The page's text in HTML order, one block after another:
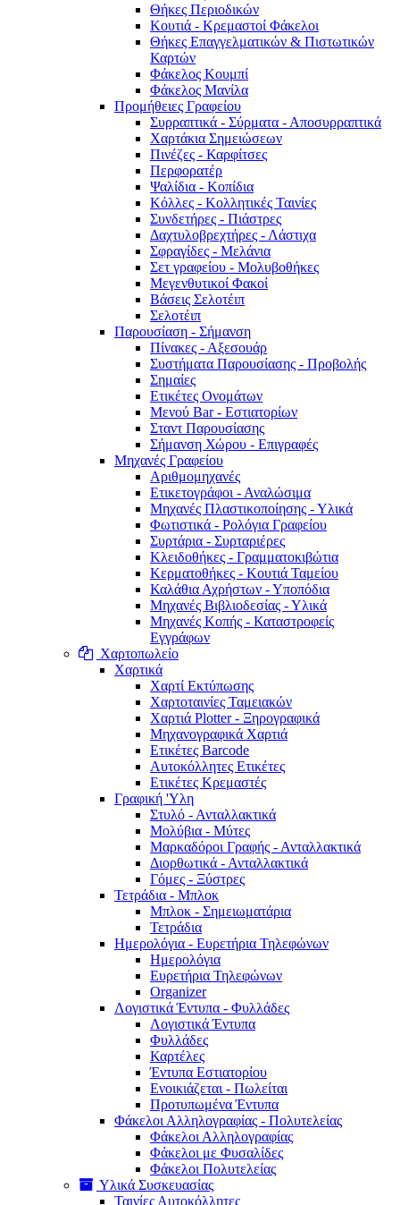
Θήκες Περιοδικών
Κουτιά - Κρεμαστοί Φάκελοι
Θήκες Επαγγελματικών & Πιστωτικών
Καρτών
Φάκελος Κουμπί
Φάκελος Μανίλα
Προμήθειες Γραφείου
Συρραπτικά - Σύρματα - Αποσυρραπτικά
Χαρτάκια Σημειώσεων
Πινέζες - Καρφίτσες
Περφορατέρ
Ψαλίδια - Κοπίδια
Κόλλες - Κολλητικές Ταινίες
Συνδετήρες - Πιάστρες
Δαχτυλοβρεχτήρες - Λάστιχα
Σφραγίδες - Μελάνια
Σετ γραφείου - Μολυβοθήκες
Μεγενθυτικοί Φακοί
Βάσεις Σελοτέιπ
Σελοτέιπ
Παρουσίαση - Σήμανση
Πίνακες - Αξεσουάρ
Συστήματα Παρουσίασης - Προβολής
Σημαίες
Ετικέτες Ονομάτων
Μενού Bar - Εστιατορίων
Σταντ Παρουσίασης
Σήμανση Χώρου - Επιγραφές
Μηχανές Γραφείου
Αριθμομηχανές
Ετικετογράφοι - Αναλώσιμα
Μηχανές Πλαστικοποίησης - Υλικά
Φωτιστικά - Ρολόγια Γραφείου
Συρτάρια - Συρταριέρες
Κλειδοθήκες - Γραμματοκιβώτια
Κερματοθήκες - Κουτιά Ταμείου
Καλάθια Αχρήστων - Υποπόδια
Μηχανές Βιβλιοδεσίας - Υλικά
Μηχανές Κοπής - Καταστροφείς
Εγγράφων
Χαρτοπωλείο
Χαρτικά
Χαρτί Εκτύπωσης
Χαρτοταινίες Ταμειακών
Χαρτιά Plotter - Ξηρογραφικά
Μηχανογραφικά Χαρτιά
Ετικέτες Barcode
Αυτοκόλλητες Ετικέτες
Ετικέτες Κρεμαστές
Γραφική 'Yλη
Στυλό - Ανταλλακτικά
Μολύβια - Μύτες
Μαρκαδόροι Γραφής - Ανταλλακτικά
Διορθωτικά - Ανταλλακτικά
Γόμες - Ξύστρες
Τετράδια - Μπλοκ
Μπλοκ - Σημειωματάρια
Τετράδια
Ημερολόγια - Ευρετήρια Τηλεφώνων
Ημερολόγια
Ευρετήρια Τηλεφώνων
Organizer
Λογιστικά Έντυπα - Φυλλάδες
Λογιστικά Έντυπα
Φυλλάδες
Καρτέλες
Έντυπα Εστιατορίου
Ενοικιάζεται - Πωλείται
Προτυπωμένα Έντυπα
Φάκελοι Αλληλογραφίας - Πολυτελείας
Φάκελοι Αλληλογραφίας
Φάκελοι με Φυσαλίδες
Φάκελοι Πολυτελείας
Υλικά Συσκευασίας
Ταινίες Αυτοκόλλητες